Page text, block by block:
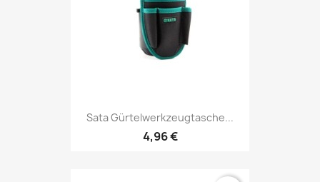
Sata Gürtelwerkzeugtasche...
4,96 €